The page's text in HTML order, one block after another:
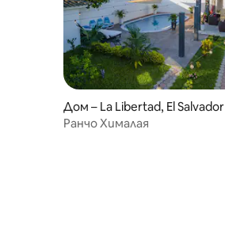
Дом – La Libertad, El Salvador
Ранчо Хималая